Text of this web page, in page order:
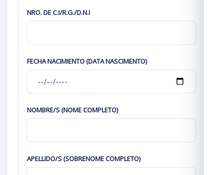
NRO. DE C.I/R.G./D.N.I
FECHA NACIMIENTO (DATA NASCIMENTO)
NOMBRE/S (NOME COMPLETO)
APELLIDO/S (SOBRENOME COMPLETO)